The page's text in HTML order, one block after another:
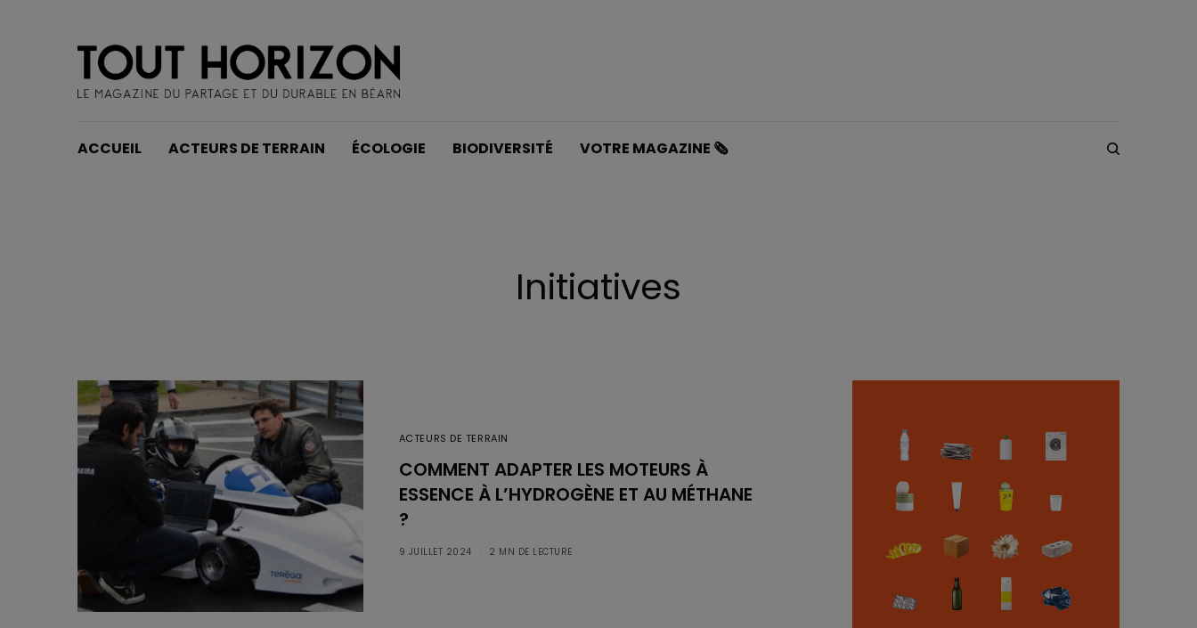
ACCUEIL ACTEURS DE TERRAIN ÉCOLOGIE BIODIVERSITÉ VOTRE MAGAZINE 🗞️
Initiatives
ACTEURS DE TERRAIN
COMMENT ADAPTER LES MOTEURS À
ESSENCE À L’HYDROGÈNE ET AU MÉTHANE
?
9 JUILLET 2024 2 MN DE LECTURE